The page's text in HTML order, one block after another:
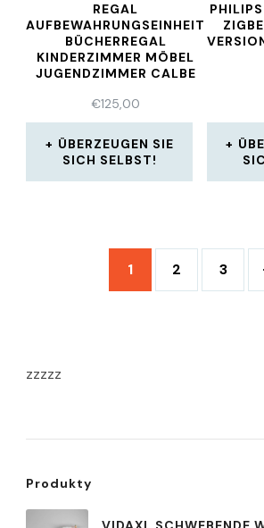
REGAL
AUFBEWAHRUNGSEINHEIT
BÜCHERREGAL
KINDERZIMMER MÖBEL
JUGENDZIMMER CALBE
€125,00
ÜBERZEUGEN SIE
SICH SELBST!
1 2 3
zzzzz
Produkty